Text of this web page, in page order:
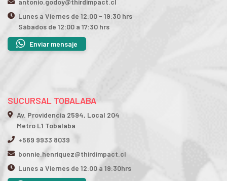
antonio.godoy@thirdimpact.cl
Lunes a Viernes de 12:00 - 19:30 hrs
Sábados de 12:00 a 17:30 hrs
Enviar mensaje
SUCURSAL TOBALABA
Av. Providencia 2594, Local 204
Metro L1 Tobalaba
+569 9933 8039
bonnie.henriquez@thirdimpact.cl
Lunes a Viernes de 12:00 a 19:30hrs